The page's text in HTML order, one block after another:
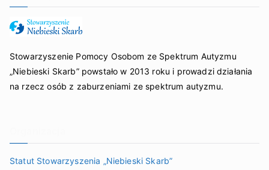
Stowarzyszenie Pomocy Osobom ze Spektrum Autyzmu
„Niebieski Skarb” powstało w 2013 roku i prowadzi działania
na rzecz osób z zaburzeniami ze spektrum autyzmu.
Statut Stowarzyszenia „Niebieski Skarb”